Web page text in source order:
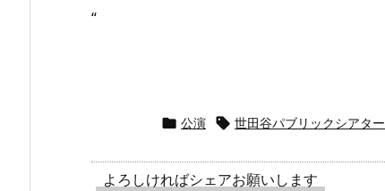
“
 公演  世田谷パブリックシアター
よろしければシェアお願いします